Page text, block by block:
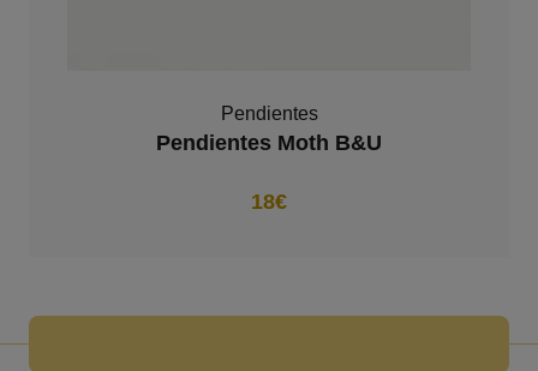
Pendientes
Pendientes Moth B&U
18€